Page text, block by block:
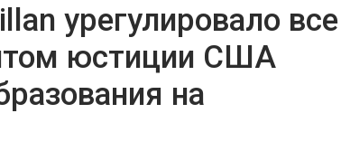
урегулировало все
юстиции США
на